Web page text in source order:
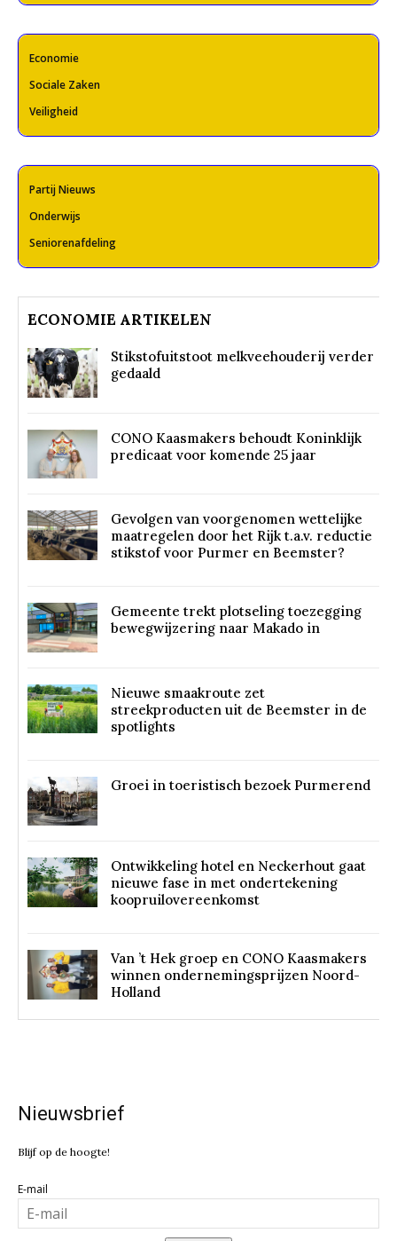
Economie
Sociale Zaken
Veiligheid
Partij Nieuws
Onderwijs
Seniorenafdeling
ECONOMIE ARTIKELEN
Stikstofuitstoot melkveehouderij verder
gedaald
CONO Kaasmakers behoudt Koninklijk
predicaat voor komende 25 jaar
Gevolgen van voorgenomen wettelijke
maatregelen door het Rijk t.a.v. reductie
stikstof voor Purmer en Beemster?
Gemeente trekt plotseling toezegging
bewegwijzering naar Makado in
Nieuwe smaakroute zet
streekproducten uit de Beemster in de
spotlights
Groei in toeristisch bezoek Purmerend
Ontwikkeling hotel en Neckerhout gaat
nieuwe fase in met ondertekening
koopruilovereenkomst
Van ’t Hek groep en CONO Kaasmakers
winnen ondernemingsprijzen Noord-
Holland
Nieuwsbrief
Blijf op de hoogte!
E-mail